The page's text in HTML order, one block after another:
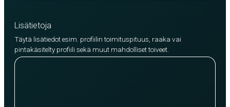
Lisätietoja
Täytä lisätiedot esim. profiilin toimituspituus, raaka vai
pintakäsitelty profiili sekä muut mahdolliset toiveet.